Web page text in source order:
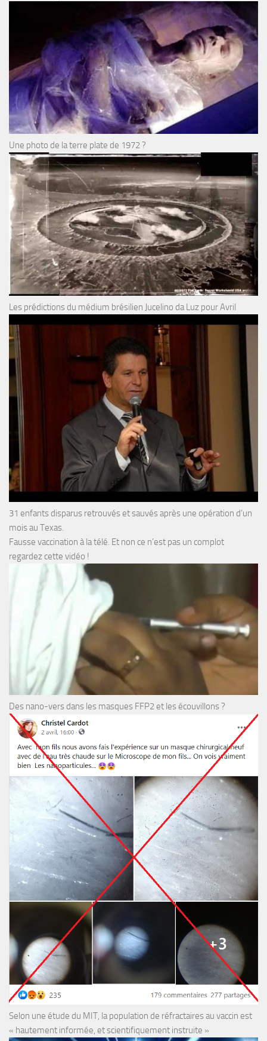
Une photo de la terre plate de 1972 ?
Les prédictions du médium brésilien Jucelino da Luz pour Avril
31 enfants disparus retrouvés et sauvés après une opération d’un
mois au Texas.
Fausse vaccination à la télé. Et non ce n’est pas un complot
regardez cette vidéo !
Des nano-vers dans les masques FFP2 et les écouvillons ?
Selon une étude du MIT, la population de réfractaires au vaccin est
« hautement informée, et scientifiquement instruite »